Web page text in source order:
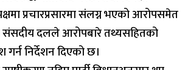
प्रचारप्रसारमा संलग्न भएको आरोपसमेत
दलले आरोपबारे तथ्यसहितको
निर्देशन दिएको छ।